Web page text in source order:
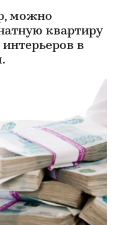
можно
квартиру
в